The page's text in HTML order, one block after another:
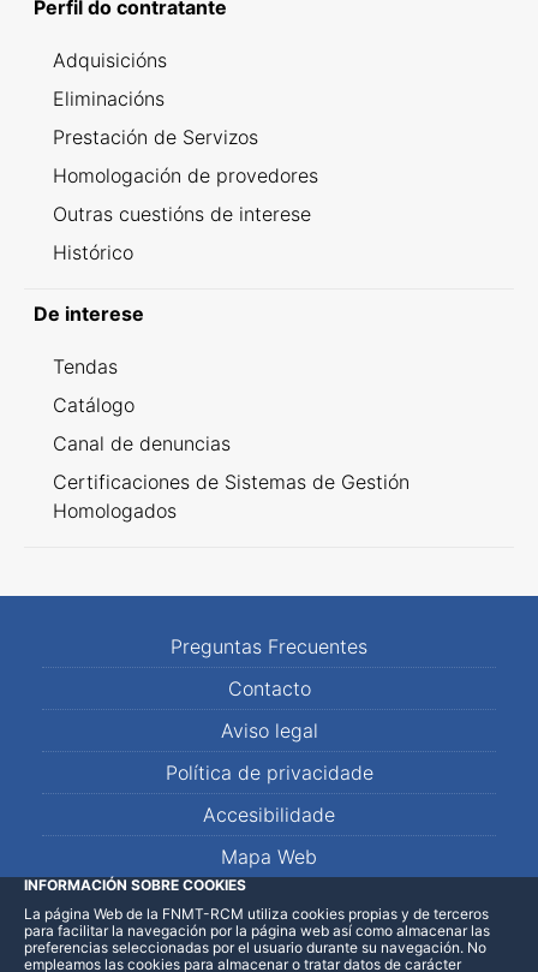
Perfil do contratante
Adquisicións
Eliminacións
Prestación de Servizos
Homologación de provedores
Outras cuestións de interese
Histórico
De interese
Tendas
Catálogo
Canal de denuncias
Certificaciones de Sistemas de Gestión
Homologados
Preguntas Frecuentes
Contacto
Aviso legal
Política de privacidade
Accesibilidade
Mapa Web
LinkedInFacebookWhatsApp
INFORMACIÓN SOBRE COOKIES
La página Web de la FNMT-RCM utiliza cookies propias y de terceros
para facilitar la navegación por la página web así como almacenar las
preferencias seleccionadas por el usuario durante su navegación. No
empleamos las cookies para almacenar o tratar datos de carácter